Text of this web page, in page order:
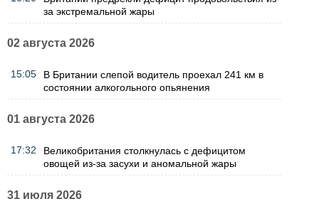
за экстремальной жары
02 августа 2026
15:05
В Британии слепой водитель проехал 241 км в
состоянии алкогольного опьянения
01 августа 2026
17:32
Великобритания столкнулась с дефицитом
овощей из-за засухи и аномальной жары
31 июля 2026